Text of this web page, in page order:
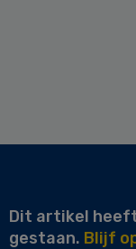
Dit artikel
gestaan. Blijf